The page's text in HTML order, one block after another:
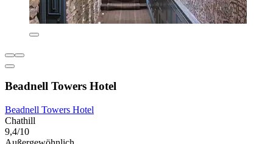
Beadnell Towers Hotel
Beadnell Towers Hotel
Chathill
9,4/10